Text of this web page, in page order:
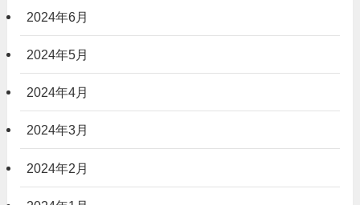
2024年6月
2024年5月
2024年4月
2024年3月
2024年2月